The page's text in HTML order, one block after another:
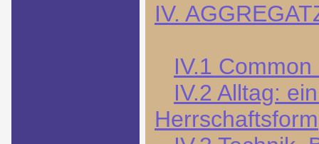
IV.
IV.1
IV.2 Alltag:
Herrschaftsform